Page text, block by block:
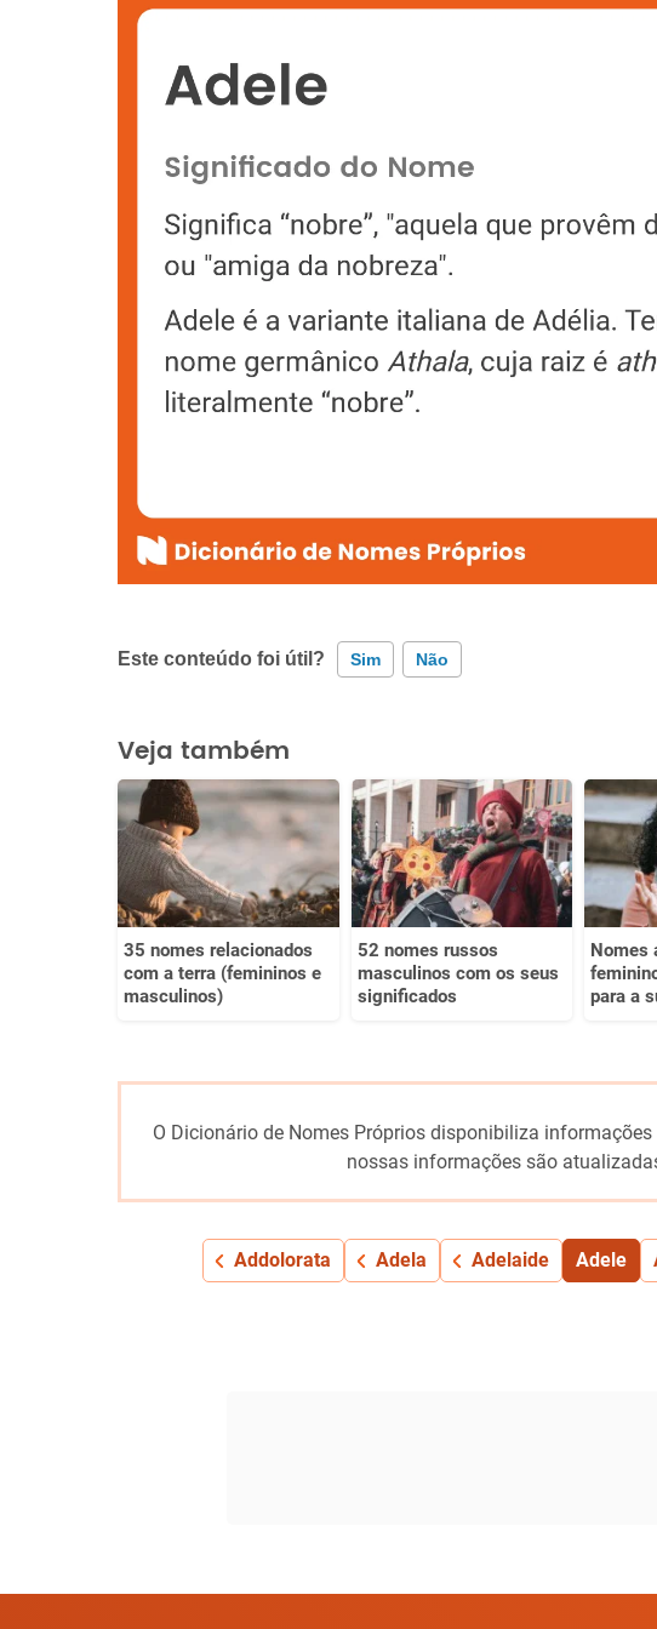
Este conteúdo foi útil? Sim Não
Este conteúdo contém informação incorreta
Este conteúdo não tem a informação que procuro
Outro
Veja também
35 nomes relacionados
com a terra (femininos e
masculinos)
52 nomes russos
masculinos com os seus
significados
Nomes
para a
O Dicionário de Nomes Próprios disponibiliza
nossas informações são
Addolorata Adela Adelaide Adele